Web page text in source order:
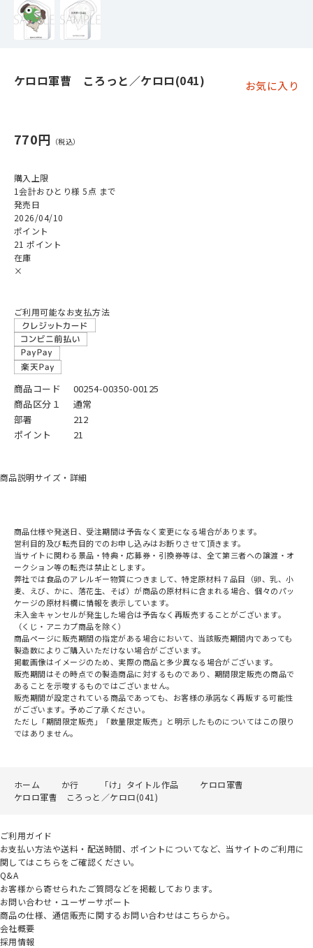
ケロロ軍曹 ころっと／ケロロ(041) お気に入り
770円
購入上限
1会計おひとり様 5点 まで
発売日
2026/04/10
ポイント
21 ポイント
在庫
×
ご利用可能なお支払方法
商品コード
00254-00350-00125
商品区分１
通常
部署
212
ポイント
21
商品説明サイズ・詳細
商品仕様や発送日、受注期間は予告なく変更になる場合があります。
営利目的及び転売目的でのお申し込みはお断りさせて頂きます。
当サイトに関わる景品・特典・応募券・引換券等は、全て第三者への譲渡・オ
ークション等の転売は禁止とします。
弊社では食品のアレルギー物質につきまして、特定原材料７品目（卵、乳、小
麦、えび、かに、落花生、そば）が商品の原材料に含まれる場合、個々のパッ
ケージの原材料欄に情報を表示しています。
未入金キャンセルが発生した場合は予告なく再販売することがございます。
（くじ・アニカプ商品を除く）
商品ページに販売期間の指定がある場合において、当該販売期間内であっても
製造数によりご購入いただけない場合がございます。
掲載画像はイメージのため、実際の商品と多少異なる場合がございます。
販売期間はその時点での製造商品に対するものであり、期間限定販売の商品で
あることを示唆するものではございません。
販売期間が設定されている商品であっても、お客様の承諾なく再販する可能性
がございます。予めご了承ください。
ただし「期間限定販売」「数量限定販売」と明示したものについてはこの限り
ではありません。
ホーム か行 「け」タイトル作品
ケロロ軍曹
ケロロ軍曹 ころっと／ケロロ(041)
ご利用ガイド
お支払い方法や送料・配送時間、ポイントについてなど、当サイトのご利用に
関してはこちらをご確認ください。
Q&A
お客様から寄せられたご質問などを掲載しております。
お問い合わせ・ユーザーサポート
商品の仕様、通信販売に関するお問い合わせはこちらから。
会社概要
採用情報